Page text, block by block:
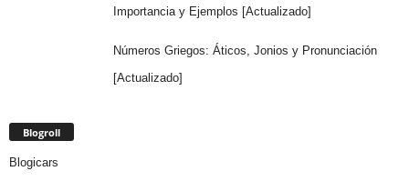
Importancia y Ejemplos [Actualizado]
Números Griegos: Áticos, Jonios y Pronunciación
[Actualizado]
Blogroll
Blogicars